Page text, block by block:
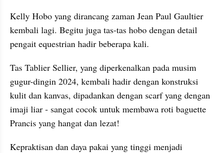
Kelly Hobo yang dirancang zaman Jean Paul Gaultier
kembali lagi. Begitu juga tas-tas hobo dengan detail
pengait equestrian hadir beberapa kali.
Tas Tablier Sellier, yang diperkenalkan pada musim
gugur-dingin 2024, kembali hadir dengan konstruksi
kulit dan kanvas, dipadankan dengan scarf yang dengan
imaji liar - sangat cocok untuk membawa roti baguette
Prancis yang hangat dan lezat!
Kepraktisan dan daya pakai yang tinggi menjadi